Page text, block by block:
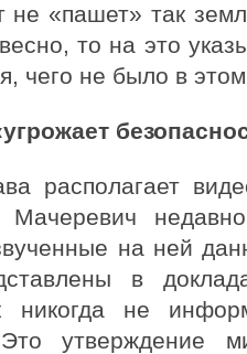
не «пашет» так
то на это
чего не было в
располагает
на ней
в
никогда не
Это утверждение